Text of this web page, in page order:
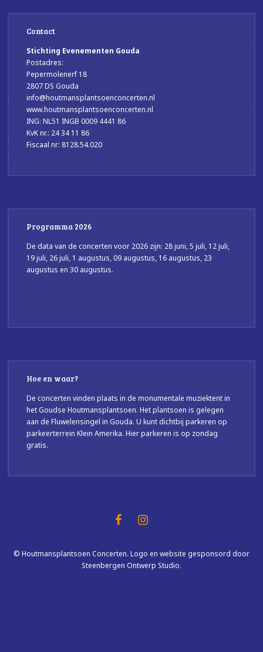
Contact
Stichting Evenementen Gouda
Postadres:
Pepermolenerf 18
2807 DS Gouda
info@houtmansplantsoenconcerten.nl
www.houtmansplantsoenconcerten.nl
ING: NL51 INGB 0009 4441 86
KvK nr.: 24 34 11 86
Fiscaal nr: 8128.54.020
Programma 2026
De data van de concerten voor 2026 zijn: 28 juni, 5 juli, 12 juli,
19 juli, 26 juli, 1 augustus, 09 augustus, 16 augustus, 23
augustus en 30 augustus.
Hoe en waar?
De concerten vinden plaats in de monumentale muziektent in
het Goudse Houtmansplantsoen. Het plantsoen is gelegen
aan de Fluwelensingel in Gouda. U kunt dichtbij parkeren op
parkeerterrein Klein Amerika. Hier parkeren is op zondag
gratis.
© Houtmansplantsoen Concerten. Logo en website gesponsord door
Steenbergen Ontwerp Studio.